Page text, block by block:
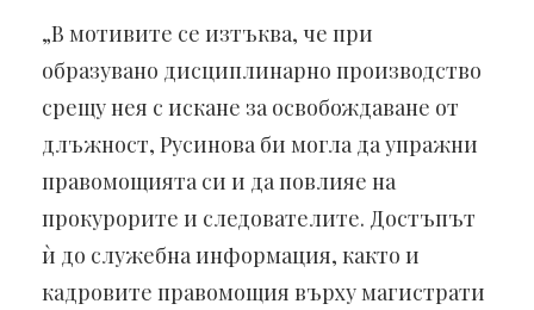
„В мотивите се изтъква, че при
образувано дисциплинарно производство
срещу нея с искане за освобождаване от
длъжност, Русинова би могла да упражни
правомощията си и да повлияе на
прокурорите и следователите. Достъпът
ѝ до служебна информация, както и
кадровите правомощия върху магистрати